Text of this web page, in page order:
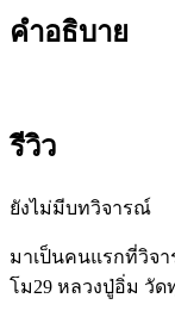
คำอธิบาย
รีวิว
ยังไม่มีบทวิจารณ์
มาเป็นคนแรกที่วิจ
โม29 หลวงปู่อิ่ม วัด